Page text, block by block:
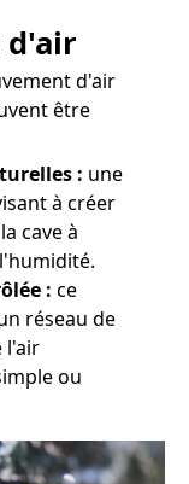
d'air
d'air
être
: une
à créer
cave à
: ce
réseau de
l'air
ou